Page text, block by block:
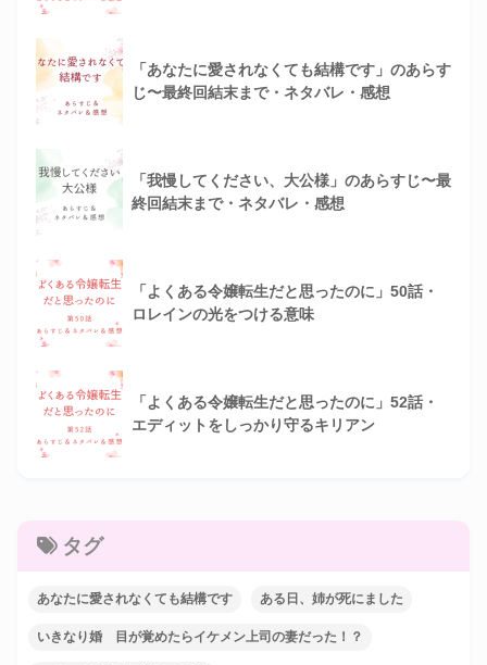
「あなたに愛されなくても結構です」のあらす
じ〜最終回結末まで・ネタバレ・感想
「我慢してください、大公様」のあらすじ〜最
終回結末まで・ネタバレ・感想
「よくある令嬢転生だと思ったのに」50話・
ロレインの光をつける意味
「よくある令嬢転生だと思ったのに」52話・
エディットをしっかり守るキリアン
タグ
あなたに愛されなくても結構です ある日、姉が死にました
いきなり婚 目が覚めたらイケメン上司の妻だった！？